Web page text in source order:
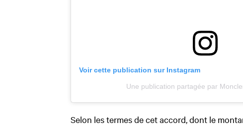
Voir cette publication sur Instagram
Une publication partagée par
Selon les termes de cet accord, dont le